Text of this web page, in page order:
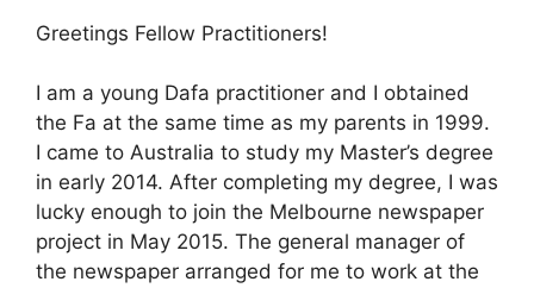
Greetings Fellow Practitioners!
I am a young Dafa practitioner and I obtained
the Fa at the same time as my parents in 1999.
I came to Australia to study my Master’s degree
in early 2014. After completing my degree, I was
lucky enough to join the Melbourne newspaper
project in May 2015. The general manager of
the newspaper arranged for me to work at the